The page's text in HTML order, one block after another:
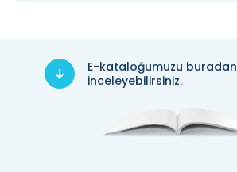
E-kataloğumuzu buradan
inceleyebilirsiniz.